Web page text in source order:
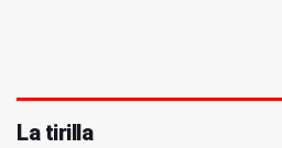
La tirilla